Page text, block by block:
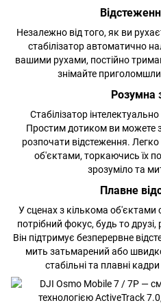
Незалежно від того, як ви
стабілізатор автоматично
вашими рухами, постійно
знімайте
Розумна
Стабілізатор
Простим дотиком ви можете
розпочати відстеження.
об'єктами, торкаючись їх
зрозуміло та
Плавне
У сценах з кількома об'єктами
потрібний фокус, будь то
Він підтримує безперервне
мить затьмарений або
стабільні та плавні